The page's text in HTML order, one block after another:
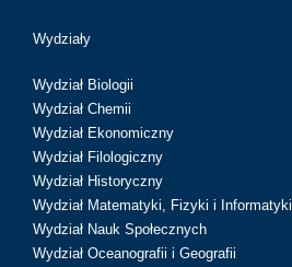
Wydziały
Wydział Biologii
Wydział Chemii
Wydział Ekonomiczny
Wydział Filologiczny
Wydział Historyczny
Wydział Matematyki, Fizyki i Informatyki
Wydział Nauk Społecznych
Wydział Oceanografii i Geografii